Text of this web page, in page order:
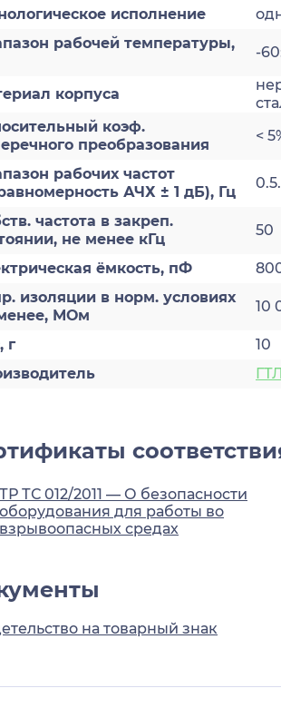
исполнение
рабочей температуры,
-
корпуса
коэф.
преобразования
<
рабочих частот
АЧХ ± 1 дБ), Гц
частота в закреп.
не менее кГц
50
ёмкость, пФ
изоляции в норм. условиях
МОм
10
г
10
ТР ТС 012/2011 — О безопасности
оборудования для работы во
взрывоопасных средах
на товарный знак